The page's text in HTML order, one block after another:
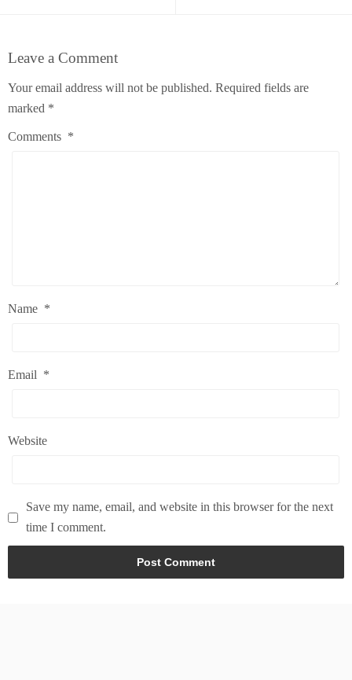
Leave a Comment
Your email address will not be published. Required fields are
marked *
Comments *
Name *
Email *
Website
Save my name, email, and website in this browser for the next
time I comment.